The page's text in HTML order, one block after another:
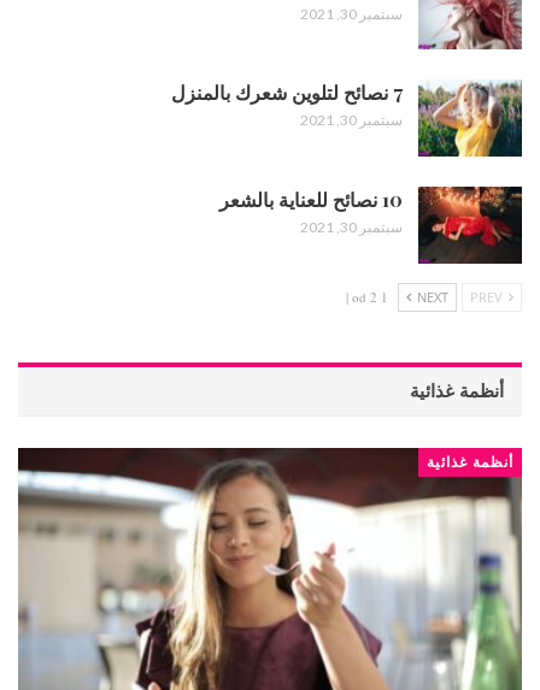
سبتمبر 30, 2021
7 نصائح لتلوين شعرك بالمنزل
سبتمبر 30, 2021
10 نصائح للعناية بالشعر
سبتمبر 30, 2021
NEXT
1 od 2 |
أنظمة غذائية
أنظمة غذائية